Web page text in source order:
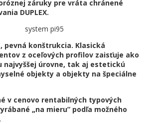
záruky pre vráta chránené
DUPLEX.
pevná konštrukcia. Klasická
z oceľových profilov zaisťuje ako
najvyššej úrovne, tak aj estetickú
objekty a objekty na špeciálne
v cenovo rentabilných typových
„na mieru” podľa možného